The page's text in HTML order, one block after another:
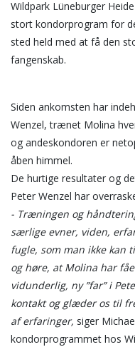
Wildpark Lüneburger
stort kondorprogram for
sted held med at få den
fangenskab.
Siden ankomsten har
Wenzel, trænet Molina
og andeskondoren er
åben himmel.
De hurtige resultater og
Peter Wenzel har
- Træningen og
særlige evner, viden,
fugle, som man ikke kan
og høre, at Molina har
vidunderlig, ny ”far” i
kontakt og glæder os til
af erfaringer, siger
kondorprogrammet hos